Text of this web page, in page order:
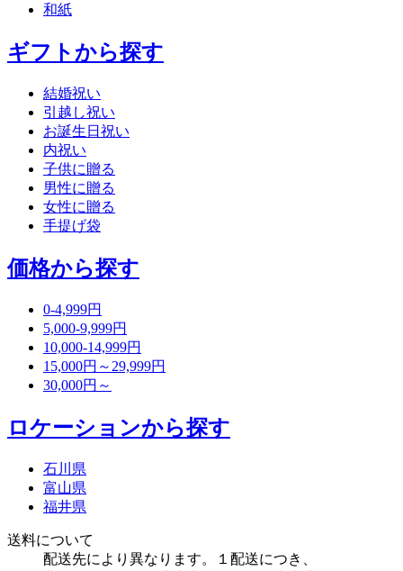
和紙
ギフトから探す
結婚祝い
引越し祝い
お誕生日祝い
内祝い
子供に贈る
男性に贈る
女性に贈る
手提げ袋
価格から探す
0-4,999円
5,000-9,999円
10,000-14,999円
15,000円～29,999円
30,000円～
ロケーションから探す
石川県
富山県
福井県
送料について
配送先により異なります。１配送につき、